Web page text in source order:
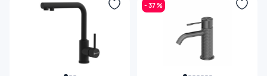
- 37 %